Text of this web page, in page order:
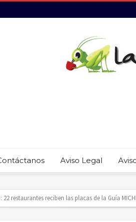
Aviso Legal
del trabajo infantil en Cabo San Lucas